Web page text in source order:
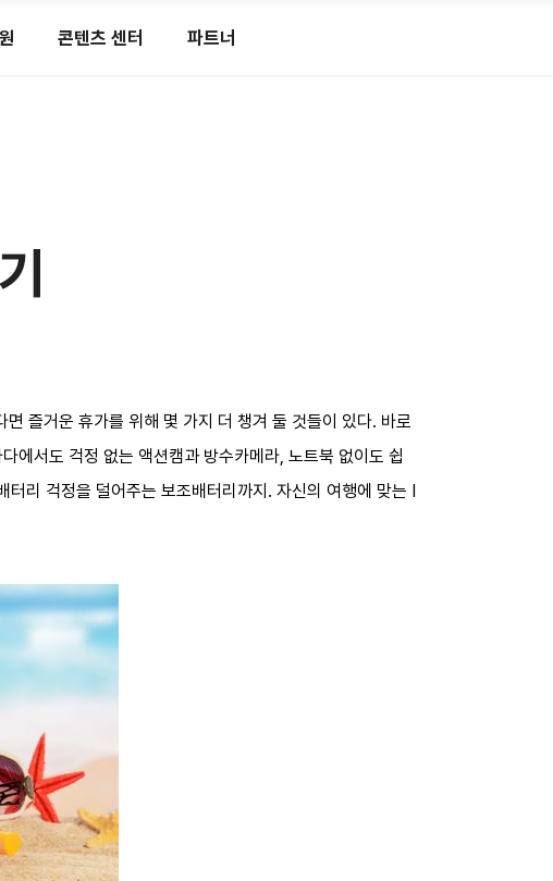
콘텐츠 센터 파트너
즐거운 휴가를 위해 몇 가지 더 챙겨 둘 것들이 있다. 바로
에서도 걱정 없는 액션캠과 방수카메라, 노트북 없이도 쉽
리 걱정을 덜어주는 보조배터리까지. 자신의 여행에 맞는 I